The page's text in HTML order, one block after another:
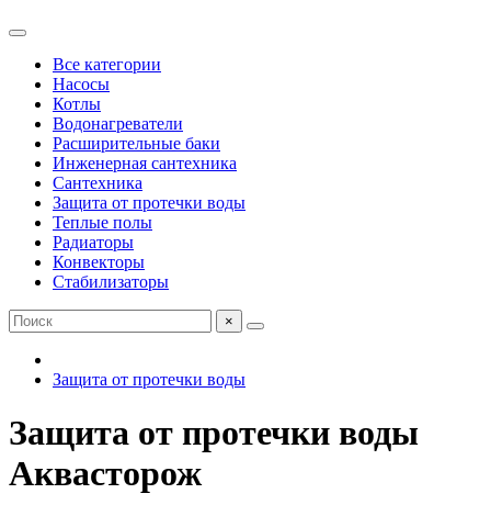
Все категории
Насосы
Котлы
Водонагреватели
Расширительные баки
Инженерная сантехника
Сантехника
Защита от протечки воды
Теплые полы
Радиаторы
Конвекторы
Стабилизаторы
×
Защита от протечки воды
Защита от протечки воды
Аквасторож